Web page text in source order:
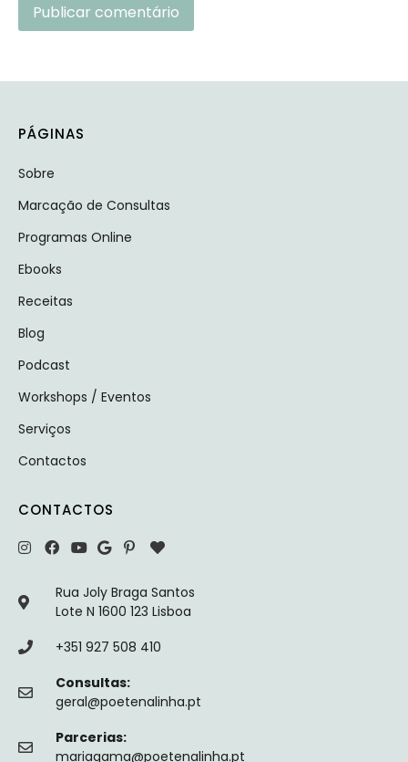
PÁGINAS
Sobre
Marcação de Consultas
Programas Online
Ebooks
Receitas
Blog
Podcast
Workshops / Eventos
Serviços
Contactos
CONTACTOS
Rua Joly Braga Santos
Lote N 1600 123 Lisboa
+351 927 508 410
Consultas:
geral@poetenalinha.pt
Parcerias:
mariagama@poetenalinha.pt